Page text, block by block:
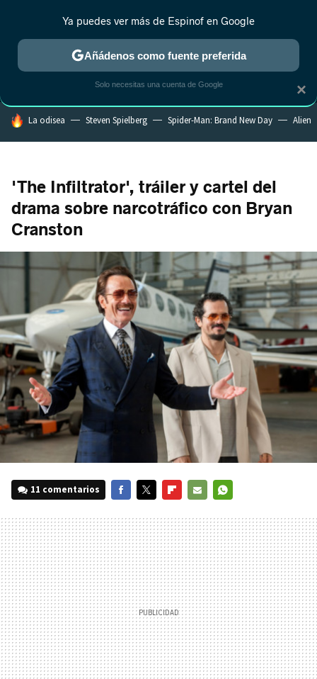
MENÚ NUEVO
ESTRENOS REALITY ANIME RANKINGS CINE
HOY SE HABLA DE
La odisea Steven Spielberg Spider-Man: Brand New Day Alien
'The Infiltrator', tráiler y cartel del
drama sobre narcotráfico con Bryan
Cranston
11 comentarios
MAIL
×
Ya puedes ver más de Espinof en Google
Añádenos como fuente preferida
Solo necesitas una cuenta de Google